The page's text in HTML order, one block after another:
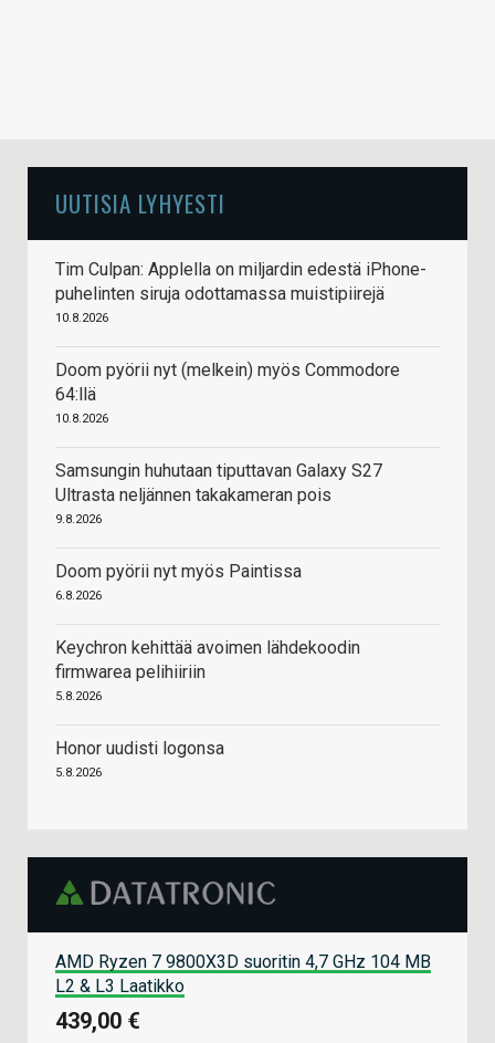
UUTISIA LYHYESTI
Tim Culpan: Applella on miljardin edestä iPhone-
puhelinten siruja odottamassa muistipiirejä
10.8.2026
Doom pyörii nyt (melkein) myös Commodore
64:llä
10.8.2026
Samsungin huhutaan tiputtavan Galaxy S27
Ultrasta neljännen takakameran pois
9.8.2026
Doom pyörii nyt myös Paintissa
6.8.2026
Keychron kehittää avoimen lähdekoodin
firmwarea pelihiiriin
5.8.2026
Honor uudisti logonsa
5.8.2026
AMD Ryzen 7 9800X3D suoritin 4,7 GHz 104 MB
L2 & L3 Laatikko
439,00 €